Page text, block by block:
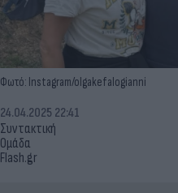
Φωτό: Instagram/olgakefalogianni
Συντακτική
Ομάδα
Flash.gr
24.04.2025 22:41